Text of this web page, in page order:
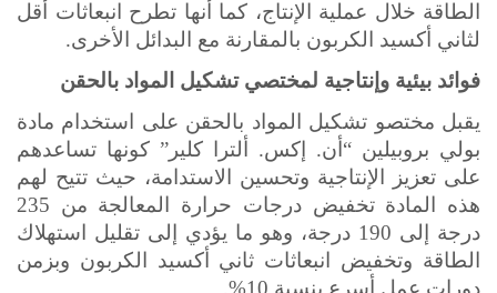
الطاقة خلال عملية الإنتاج، كما أنها تطرح انبعاثات أقل
لثاني أكسيد الكربون بالمقارنة مع البدائل الأخرى.
فوائد بيئية وإنتاجية لمختصي تشكيل المواد بالحقن
يقبل مختصو تشكيل المواد بالحقن على استخدام مادة
بولي بروبيلين “أن. إكس. ألترا كلير” كونها تساعدهم
على تعزيز الإنتاجية وتحسين الاستدامة، حيث تتيح لهم
هذه المادة تخفيض درجات حرارة المعالجة من 235
درجة إلى 190 درجة، وهو ما يؤدي إلى تقليل استهلاك
الطاقة وتخفيض انبعاثات ثاني أكسيد الكربون وبزمن
دورات عمل أسرع بنسبة 10%.